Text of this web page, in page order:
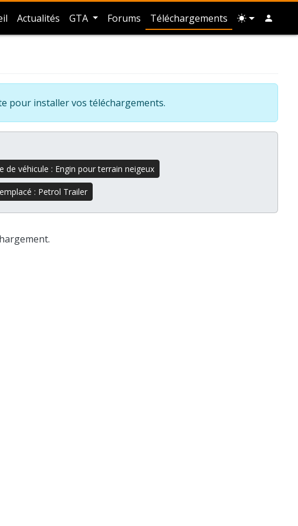
Actualités GTA Forums Téléchargements
pour installer vos téléchargements.
de véhicule : Engin pour terrain neigeux
: Petrol Trailer